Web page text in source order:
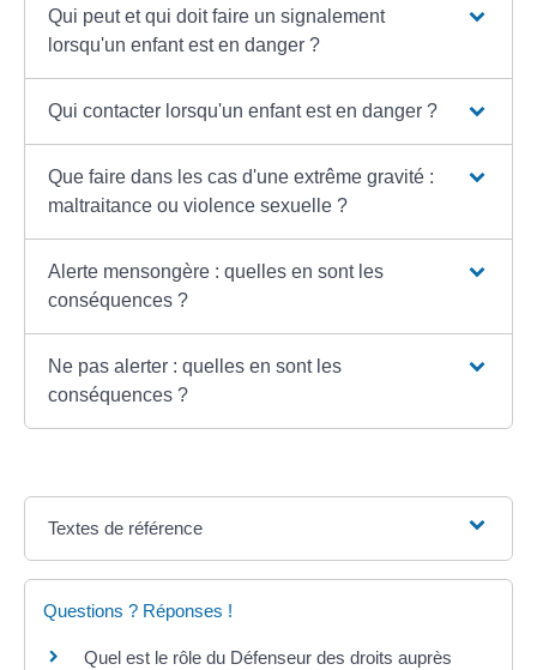
Qui peut et qui doit faire un signalement
lorsqu'un enfant est en danger ?
Qui contacter lorsqu'un enfant est en danger ?
Que faire dans les cas d'une extrême gravité :
maltraitance ou violence sexuelle ?
Alerte mensongère : quelles en sont les
conséquences ?
Ne pas alerter : quelles en sont les
conséquences ?
Textes de référence
Questions ? Réponses !
Quel est le rôle du Défenseur des droits auprès